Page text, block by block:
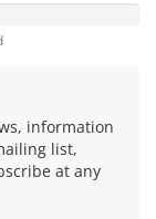
information
list,
at any